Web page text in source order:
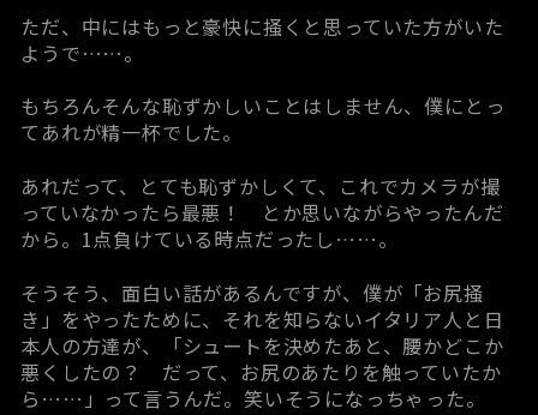
ただ、中にはもっと豪快に掻くと思っていた方がいた
ようで……。
もちろんそんな恥ずかしいことはしません、僕にとっ
てあれが精一杯でした。
あれだって、とても恥ずかしくて、これでカメラが撮
っていなかったら最悪！ とか思いながらやったんだ
から。1点負けている時点だったし……。
そうそう、面白い話があるんですが、僕が「お尻掻
き」をやったために、それを知らないイタリア人と日
本人の方達が、「シュートを決めたあと、腰かどこか
悪くしたの？ だって、お尻のあたりを触っていたか
ら……」って言うんだ。笑いそうになっちゃった。